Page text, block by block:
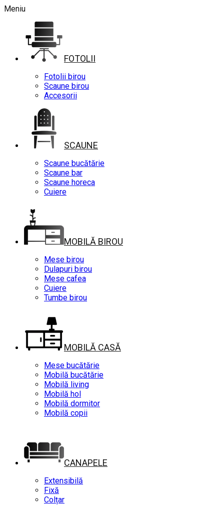
Meniu
FOTOLII
Fotolii birou
Scaune birou
Accesorii
SCAUNE
Scaune bucătărie
Scaune bar
Scaune horeca
Cuiere
MOBILĂ BIROU
Mese birou
Dulapuri birou
Mese cafea
Cuiere
Tumbe birou
MOBILĂ CASĂ
Mese bucătărie
Mobilă bucătărie
Mobilă living
Mobilă hol
Mobilă dormitor
Mobilă copii
CANAPELE
Extensibilă
Fixă
Colțar